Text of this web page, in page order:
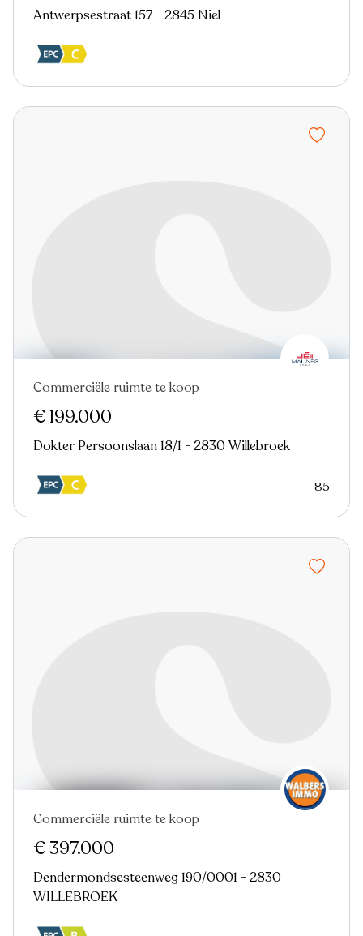
Antwerpsestraat 157 - 2845 Niel
Nieuw
Commerciële ruimte te koop
€ 199.000
Dokter Persoonslaan 18/1 - 2830 Willebroek
85
Commerciële ruimte te koop
€ 397.000
Dendermondsesteenweg 190/0001 - 2830
WILLEBROEK